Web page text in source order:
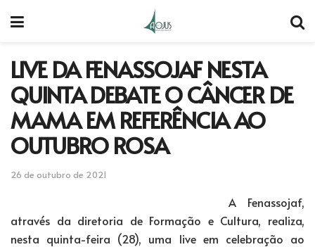
LIVE DA FENASSOJAF NESTA
QUINTA DEBATE O CÂNCER DE
MAMA EM REFERÊNCIA AO
OUTUBRO ROSA
26 de outubro de 2021
A Fenassojaf,
através da diretoria de Formação e Cultura, realiza,
nesta quinta-feira (28), uma live em celebração ao